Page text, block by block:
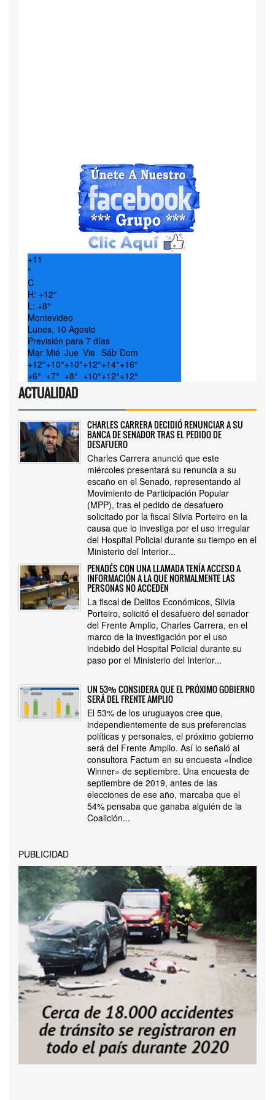
+11
°
C
H: +12°
L: +8°
Montevideo
Lunes, 10 Agosto
Previsión para 7 días
Mar Mié Jue Vie Sáb Dom
+12°+10°+10°+12°+14°+16°
+6° +7° +8° +10°+12°+12°
ACTUALIDAD
CHARLES CARRERA DECIDIÓ RENUNCIAR A SU
BANCA DE SENADOR TRAS EL PEDIDO DE
DESAFUERO
Charles Carrera anunció que este
miércoles presentará su renuncia a su
escaño en el Senado, representando al
Movimiento de Participación Popular
(MPP), tras el pedido de desafuero
solicitado por la fiscal Silvia Porteiro en la
causa que lo investiga por el uso irregular
del Hospital Policial durante su tiempo en el
Ministerio del Interior...
PENADÉS CON UNA LLAMADA TENÍA ACCESO A
INFORMACIÓN A LA QUE NORMALMENTE LAS
PERSONAS NO ACCEDEN
La fiscal de Delitos Económicos, Silvia
Porteiro, solicitó el desafuero del senador
del Frente Amplio, Charles Carrera, en el
marco de la investigación por el uso
indebido del Hospital Policial durante su
paso por el Ministerio del Interior...
UN 53% CONSIDERA QUE EL PRÓXIMO GOBIERNO
SERÁ DEL FRENTE AMPLIO
El 53% de los uruguayos cree que,
independientemente de sus preferencias
políticas y personales, el próximo gobierno
será del Frente Amplio. Así lo señaló al
consultora Factum en su encuesta «Índice
Winner» de septiembre. Una encuesta de
septiembre de 2019, antes de las
elecciones de ese año, marcaba que el
54% pensaba que ganaba alguién de la
Coalición...
PUBLICIDAD